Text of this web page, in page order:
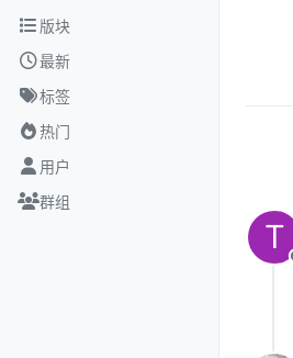
跳转至内容
版块
最新
标签
热门
用户
群组
T